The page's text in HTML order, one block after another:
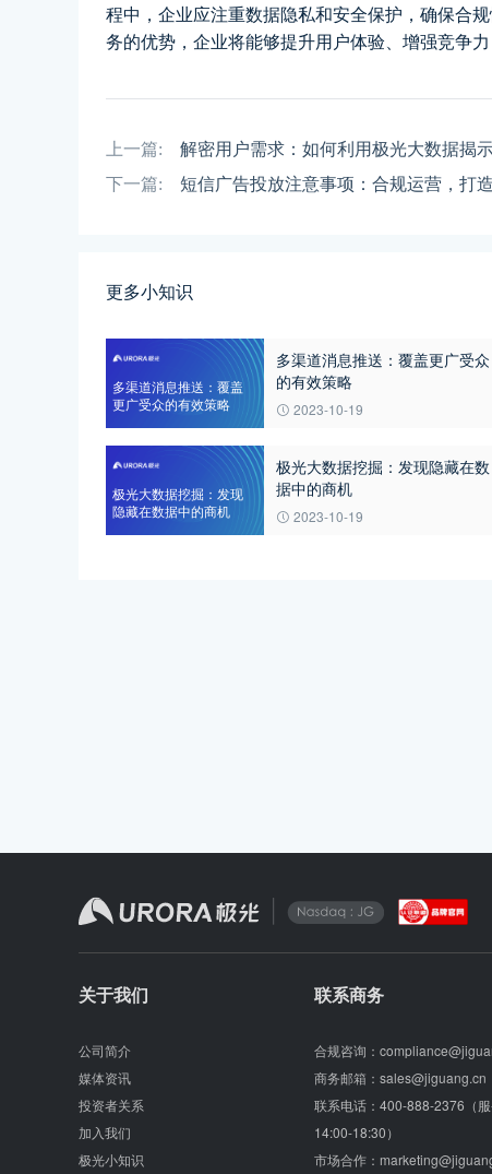
程中，企业应注重数据隐私和安全保护，确保合
务的优势，企业将能够提升用户体验、增强竞争力
上一篇:
解密用户需求：如何利用极光大数据揭
下一篇:
短信广告投放注意事项：合规运营，打
更多小知识
多渠道消息推送：覆盖
更广受众的有效策略
多渠道消息推送：覆盖更广受众
的有效策略
2023-10-19
极光大数据挖掘：发现
隐藏在数据中的商机
极光大数据挖掘：发现隐藏在数
据中的商机
2023-10-19
关于我们
公司简介
媒体资讯
投资者关系
加入我们
极光小知识
联系商务
合规咨询：
商务邮箱： sales@jiguang.cn
联系电话： 400-888-2376（
14:00-18:30）
市场合作：